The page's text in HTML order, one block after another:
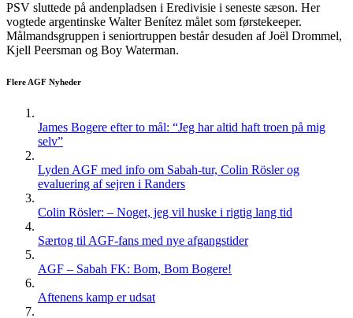
PSV sluttede på andenpladsen i Eredivisie i seneste sæson. Her
vogtede argentinske Walter Benítez målet som førstekeeper.
Målmandsgruppen i seniortruppen består desuden af Joël Drommel,
Kjell Peersman og Boy Waterman.
Flere AGF Nyheder
James Bogere efter to mål: “Jeg har altid haft troen på mig
selv”
Lyden AGF med info om Sabah-tur, Colin Rösler og
evaluering af sejren i Randers
Colin Rösler: – Noget, jeg vil huske i rigtig lang tid
Særtog til AGF-fans med nye afgangstider
AGF – Sabah FK: Bom, Bom Bogere!
Aftenens kamp er udsat